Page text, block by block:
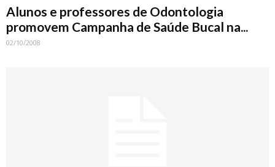
Alunos e professores de Odontologia
promovem Campanha de Saúde Bucal na...
02/10/2008